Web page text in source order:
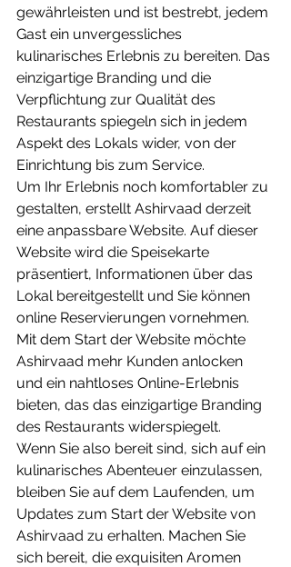
gewährleisten und ist bestrebt, jedem
Gast ein unvergessliches
kulinarisches Erlebnis zu bereiten. Das
einzigartige Branding und die
Verpflichtung zur Qualität des
Restaurants spiegeln sich in jedem
Aspekt des Lokals wider, von der
Einrichtung bis zum Service.
Um Ihr Erlebnis noch komfortabler zu
gestalten, erstellt Ashirvaad derzeit
eine anpassbare Website. Auf dieser
Website wird die Speisekarte
präsentiert, Informationen über das
Lokal bereitgestellt und Sie können
online Reservierungen vornehmen.
Mit dem Start der Website möchte
Ashirvaad mehr Kunden anlocken
und ein nahtloses Online-Erlebnis
bieten, das das einzigartige Branding
des Restaurants widerspiegelt.
Wenn Sie also bereit sind, sich auf ein
kulinarisches Abenteuer einzulassen,
bleiben Sie auf dem Laufenden, um
Updates zum Start der Website von
Ashirvaad zu erhalten. Machen Sie
sich bereit, die exquisiten Aromen